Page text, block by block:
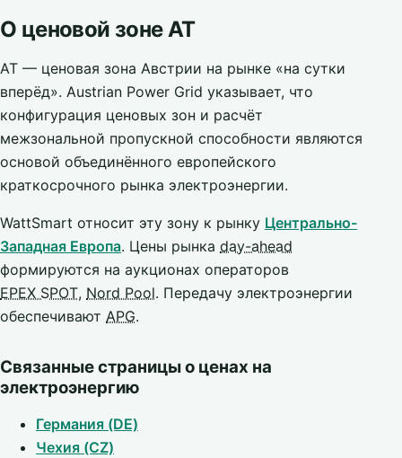
О ценовой зоне AT
AT — ценовая зона Австрии на рынке «на сутки
вперёд». Austrian Power Grid указывает, что
конфигурация ценовых зон и расчёт
межзональной пропускной способности являются
основой объединённого европейского
краткосрочного рынка электроэнергии.
WattSmart относит эту зону к рынку Центрально-
Западная Европа. Цены рынка day-ahead
формируются на аукционах операторов
EPEX SPOT, Nord Pool. Передачу электроэнергии
обеспечивают APG.
Связанные страницы о ценах на
электроэнергию
Германия (DE)
Чехия (CZ)